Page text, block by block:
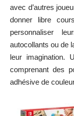
avec d’autres
donner libre
personnaliser
autocollants ou de
leur imagination.
comprenant des
adhésive de